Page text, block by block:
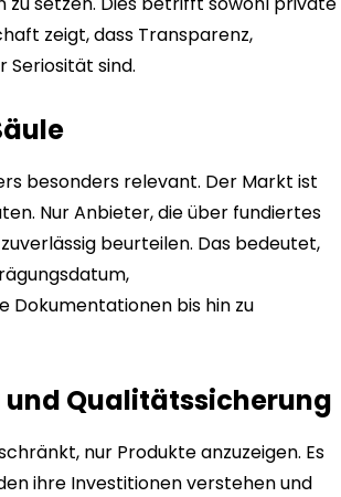
zeigt, dass Transparenz,
sind.
besonders relevant. Der Markt ist
Nur Anbieter, die über fundiertes
beurteilen. Das bedeutet,
Dokumentationen bis hin zu
und Qualitätssicherung
nur Produkte anzuzeigen. Es
ihre Investitionen verstehen und